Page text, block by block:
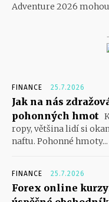
Adventure 2026
FINANCE 25.7.2026
Jak na nás
pohonných hmot
ropy, většina lidí si
naftu. Pohonné hmoty...
FINANCE 25.7.2026
Forex online